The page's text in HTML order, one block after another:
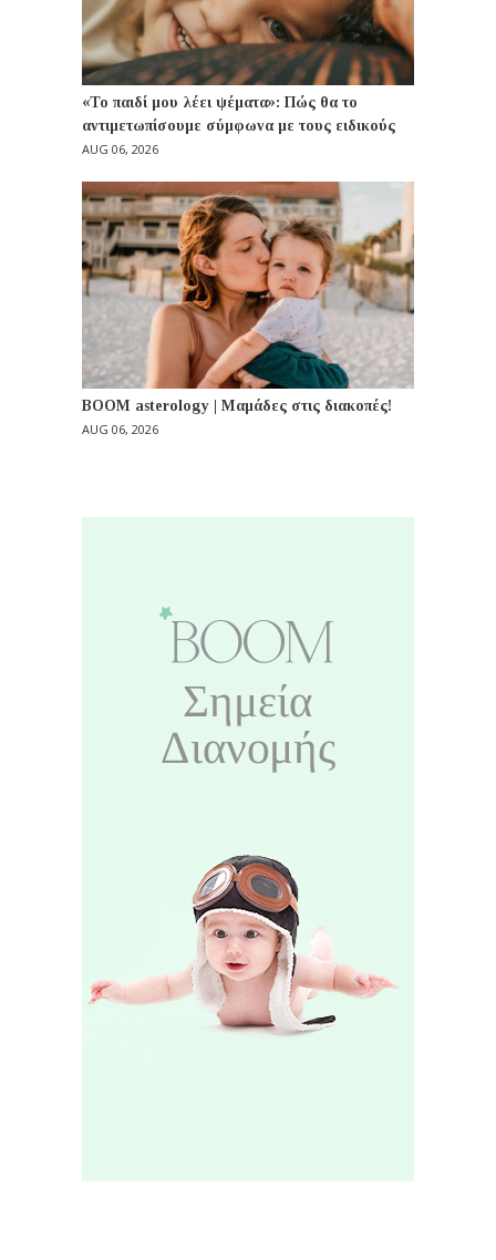
«Το παιδί μου λέει ψέματα»: Πώς θα το
αντιμετωπίσουμε σύμφωνα με τους ειδικούς
AUG 06, 2026
BOOM asterology | Μαμάδες στις διακοπές!
AUG 06, 2026